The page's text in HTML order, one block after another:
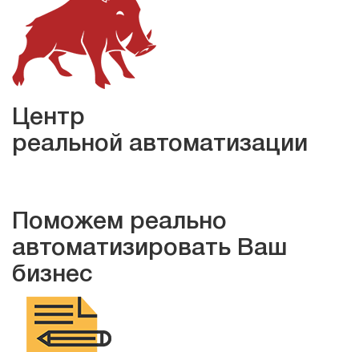
Центр
реальной автоматизации
Поможем реально
автоматизировать Ваш
бизнес